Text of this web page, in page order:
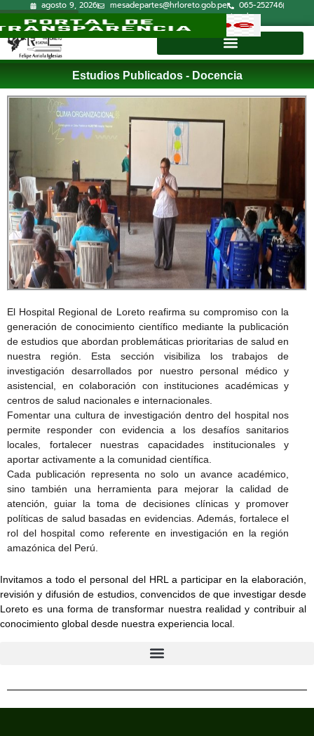
agosto 9, 2026 mesadepartes@hrloreto.gob.pe
065-252746
Lun-Vie 7:30a.m.-15:00p.m.
Correo Institucional
Directorio
Estudios Publicados - Docencia
El Hospital Regional de Loreto reafirma su compromiso con la
generación de conocimiento científico mediante la publicación
de estudios que abordan problemáticas prioritarias de salud en
nuestra región. Esta sección visibiliza los trabajos de
investigación desarrollados por nuestro personal médico y
asistencial, en colaboración con instituciones académicas y
centros de salud nacionales e internacionales.
Fomentar una cultura de investigación dentro del hospital nos
permite responder con evidencia a los desafíos sanitarios
locales, fortalecer nuestras capacidades institucionales y
aportar activamente a la comunidad científica.
Cada publicación representa no solo un avance académico,
sino también una herramienta para mejorar la calidad de
atención, guiar la toma de decisiones clínicas y promover
políticas de salud basadas en evidencias. Además, fortalece el
rol del hospital como referente en investigación en la región
amazónica del Perú.
Invitamos a todo el personal del HRL a participar en la elaboración,
revisión y difusión de estudios, convencidos de que investigar desde
Loreto es una forma de transformar nuestra realidad y contribuir al
conocimiento global desde nuestra experiencia local.